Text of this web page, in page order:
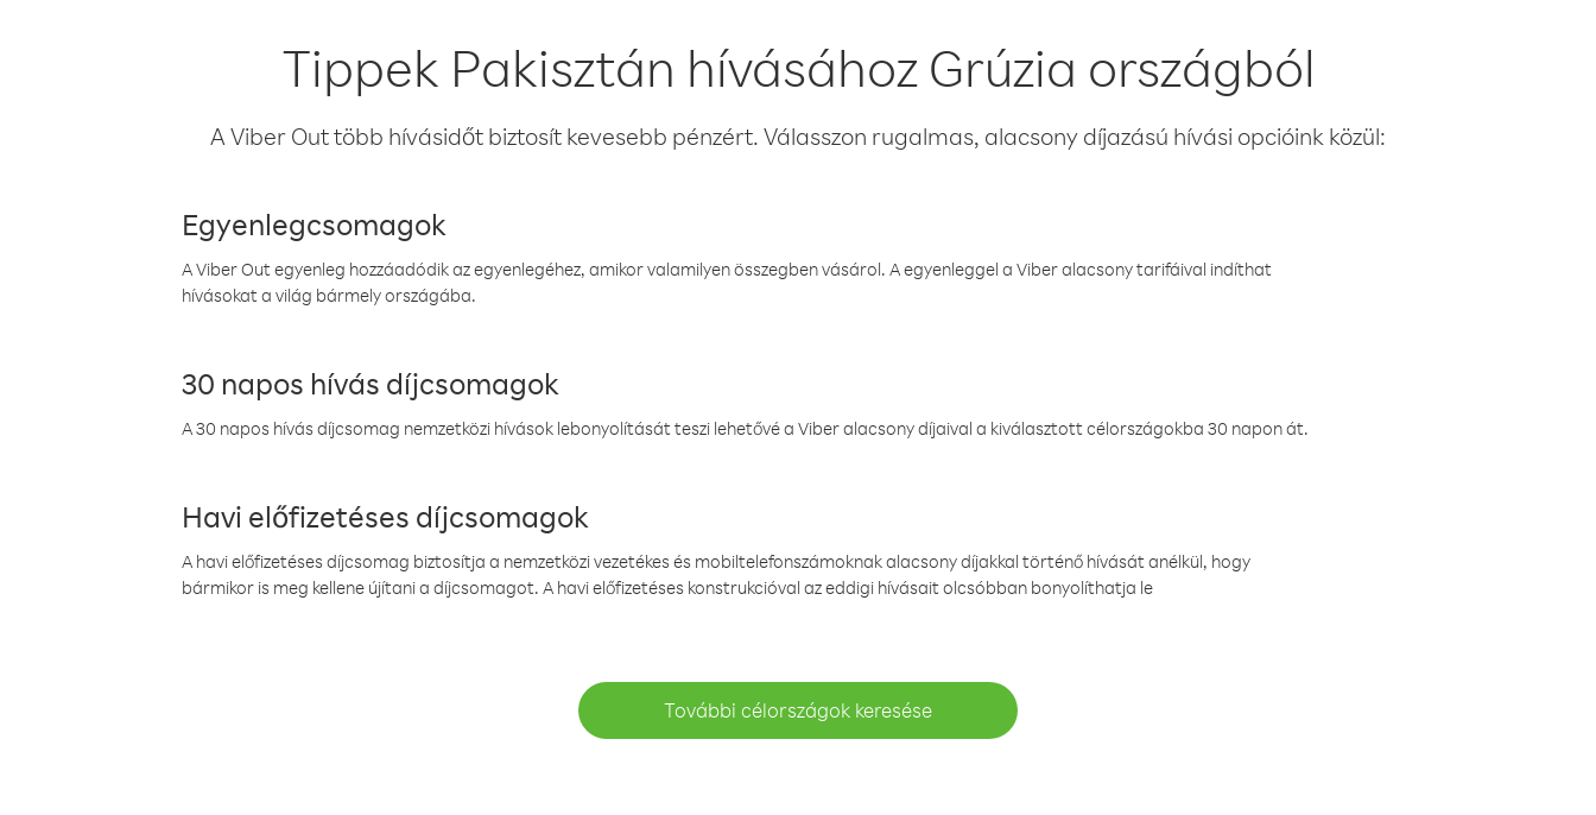
Tippek Pakisztán hívásához Grúzia országból
A Viber Out több hívásidőt biztosít kevesebb pénzért. Válasszon rugalmas, alacsony díjazású hívási opcióink közül:
Egyenlegcsomagok
A Viber Out egyenleg hozzáadódik az egyenlegéhez, amikor valamilyen összegben vásárol. A egyenleggel a Viber alacsony tarifáival indíthat
hívásokat a világ bármely országába.
30 napos hívás díjcsomagok
A 30 napos hívás díjcsomag nemzetközi hívások lebonyolítását teszi lehetővé a Viber alacsony díjaival a kiválasztott célországokba 30 napon át.
Havi előfizetéses díjcsomagok
A havi előfizetéses díjcsomag biztosítja a nemzetközi vezetékes és mobiltelefonszámoknak alacsony díjakkal történő hívását anélkül, hogy
bármikor is meg kellene újítani a díjcsomagot. A havi előfizetéses konstrukcióval az eddigi hívásait olcsóbban bonyolíthatja le
További célországok keresése